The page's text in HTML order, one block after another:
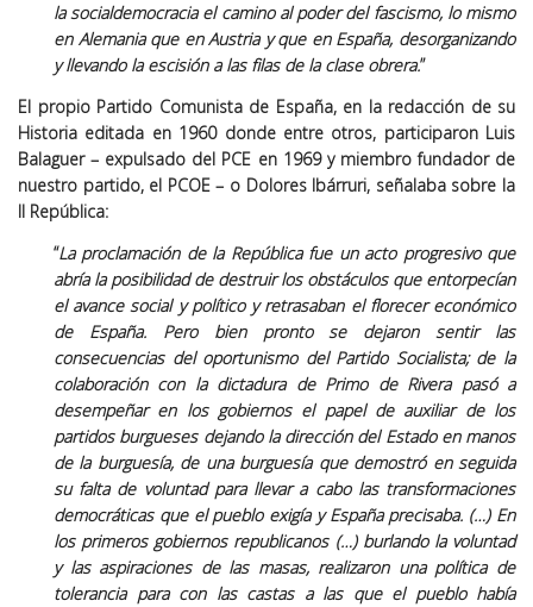
la socialdemocracia el camino al poder del fascismo, lo mismo
en Alemania que en Austria y que en España, desorganizando
y llevando la escisión a las filas de la clase obrera.”
El propio Partido Comunista de España, en la redacción de su
Historia editada en 1960 donde entre otros, participaron Luis
Balaguer – expulsado del PCE en 1969 y miembro fundador de
nuestro partido, el PCOE – o Dolores Ibárruri, señalaba sobre la
II República:
“La proclamación de la República fue un acto progresivo que
abría la posibilidad de destruir los obstáculos que entorpecían
el avance social y político y retrasaban el florecer económico
de España. Pero bien pronto se dejaron sentir las
consecuencias del oportunismo del Partido Socialista; de la
colaboración con la dictadura de Primo de Rivera pasó a
desempeñar en los gobiernos el papel de auxiliar de los
partidos burgueses dejando la dirección del Estado en manos
de la burguesía, de una burguesía que demostró en seguida
su falta de voluntad para llevar a cabo las transformaciones
democráticas que el pueblo exigía y España precisaba. (…) En
los primeros gobiernos republicanos (…) burlando la voluntad
y las aspiraciones de las masas, realizaron una política de
tolerancia para con las castas a las que el pueblo había